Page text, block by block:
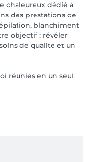
chaleureux dédié à
des prestations de
blanchiment
objectif : révéler
de qualité et un
réunies en un seul